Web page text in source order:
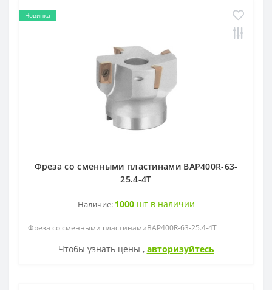
Новинка
Фреза со сменными пластинами BAP400R-63-
25.4-4T
Наличие: 1000шт в наличии
Фреза со сменными пластинамиBAP400R-63-25.4-4T
Чтобы узнать цены , авторизуйтесь